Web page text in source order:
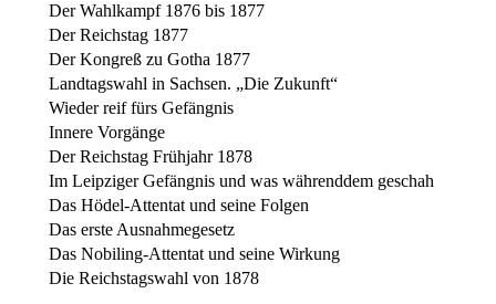
Der Wahlkampf 1876 bis 1877
Der Reichstag 1877
Der Kongreß zu Gotha 1877
Landtagswahl in Sachsen. „Die Zukunft“
Wieder reif fürs Gefängnis
Innere Vorgänge
Der Reichstag Frühjahr 1878
Im Leipziger Gefängnis und was währenddem geschah
Das Hödel-Attentat und seine Folgen
Das erste Ausnahmegesetz
Das Nobiling-Attentat und seine Wirkung
Die Reichstagswahl von 1878